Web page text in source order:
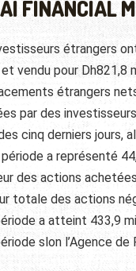
FINANCIAL
étrangers
vendu pour Dh821,8
étrangers
par des
cinq derniers jours,
a représenté
des actions
totale des actions
a atteint 433,9
slon l’Agence